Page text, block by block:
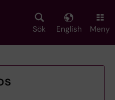
Sök English Meny